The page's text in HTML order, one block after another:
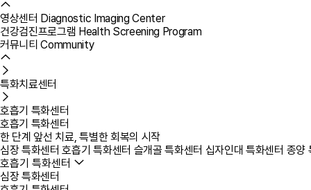
영상센터 Diagnostic Imaging Center
건강검진프로그램 Health Screening Program
커뮤니티Community
특화치료센터
호흡기 특화센터
호흡기 특화센터
한 단계 앞선 치료, 특별한 회복의 시작
심장 특화센터 호흡기 특화센터 슬개골 특화센터 십자인대 특화센터 종양
호흡기 특화센터
심장 특화센터